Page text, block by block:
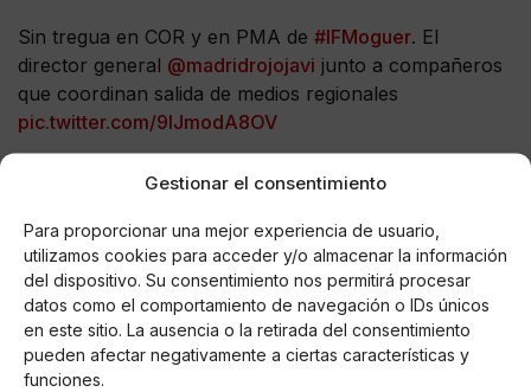
Gestionar el consentimiento
Para proporcionar una mejor experiencia de usuario,
utilizamos cookies para acceder y/o almacenar la información
del dispositivo. Su consentimiento nos permitirá procesar
datos como el comportamiento de navegación o IDs únicos
en este sitio. La ausencia o la retirada del consentimiento
pueden afectar negativamente a ciertas características y
funciones.
Sin tregua en COR y en PMA de #IFMoguer. El
director general @madridrojojavi junto a compañeros
que coordinan salida de medios regionales
pic.twitter.com/9IJmodA8OV
— INFOCA (@Plan_INFOCA) 25 de junio de 2017
ACTUALIZAMOS medios en#IFMoguer (activo): 68
bomberos forestales, 6#AAMM , 7 autobombas,
UMMT y UMIF. Al orto se sumarán 11 medios aéreos
pic.twitter.com/OXFgcvSY3g
— INFOCA (@Plan_INFOCA) 25 de junio de 2017